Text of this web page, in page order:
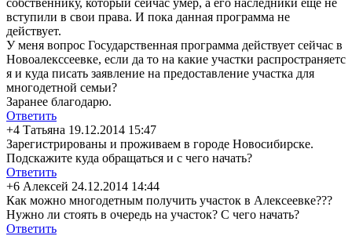
собственнику, который сейчас умер, а его наследники еще не
вступили в свои права. И пока данная программа не
действует.
У меня вопрос Государственная программа действует сейчас в
Новоалекссеевке, если да то на какие участки распространяетс
я и куда писать заявление на предоставление участка для
многодетной семьи?
Заранее благодарю.
Ответить
+4 Татьяна 19.12.2014 15:47
Зарегистрированы и проживаем в городе Новосибирске.
Подскажите куда обращаться и с чего начать?
Ответить
+6 Алексей 24.12.2014 14:44
Как можно многодетным получить участок в Алексеевке???
Нужно ли стоять в очередь на участок? С чего начать?
Ответить